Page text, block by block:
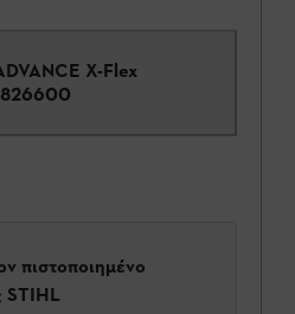
X-Flex
πιστοποιημένο
STIHL